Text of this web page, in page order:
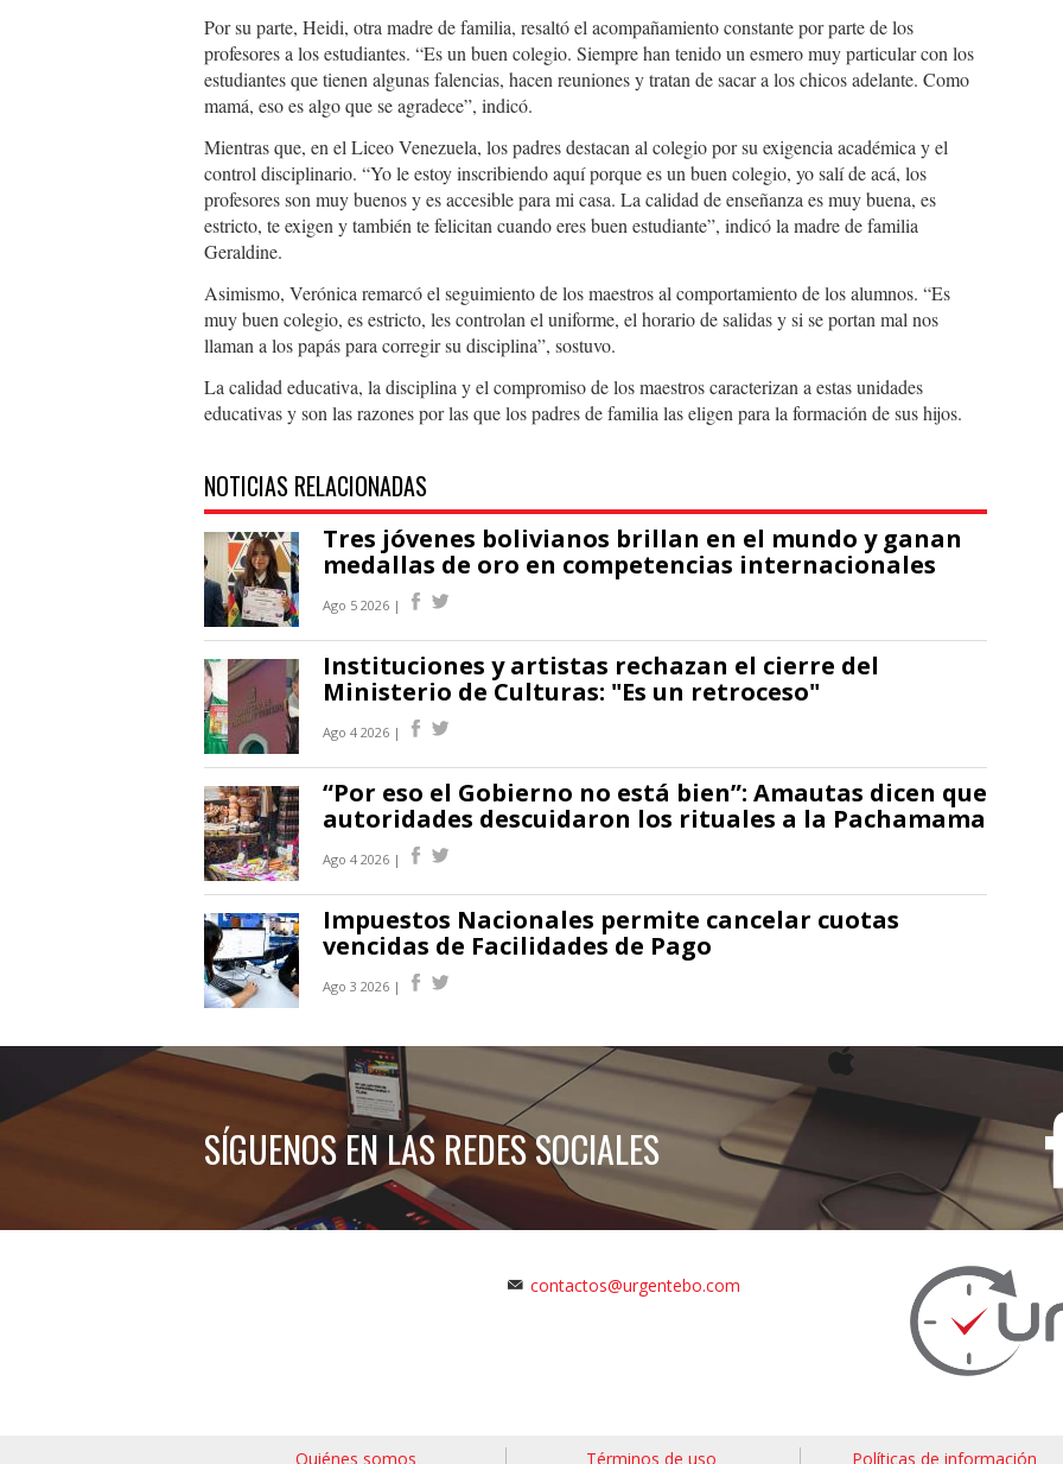
Por su parte, Heidi, otra madre de familia, resaltó el acompañamiento constante por parte de los
profesores a los estudiantes. “Es un buen colegio. Siempre han tenido un esmero muy particular con los
estudiantes que tienen algunas falencias, hacen reuniones y tratan de sacar a los chicos adelante. Como
mamá, eso es algo que se agradece”, indicó.
Mientras que, en el Liceo Venezuela, los padres destacan al colegio por su exigencia académica y el
control disciplinario. “Yo le estoy inscribiendo aquí porque es un buen colegio, yo salí de acá, los
profesores son muy buenos y es accesible para mi casa. La calidad de enseñanza es muy buena, es
estricto, te exigen y también te felicitan cuando eres buen estudiante”, indicó la madre de familia
Geraldine.
Asimismo, Verónica remarcó el seguimiento de los maestros al comportamiento de los alumnos. “Es
muy buen colegio, es estricto, les controlan el uniforme, el horario de salidas y si se portan mal nos
llaman a los papás para corregir su disciplina”, sostuvo.
La calidad educativa, la disciplina y el compromiso de los maestros caracterizan a estas unidades
educativas y son las razones por las que los padres de familia las eligen para la formación de sus hijos.
NOTICIAS RELACIONADAS
Tres jóvenes bolivianos brillan en el mundo y ganan
medallas de oro en competencias internacionales
Ago 5 2026 |
Instituciones y artistas rechazan el cierre del
Ministerio de Culturas: "Es un retroceso"
Ago 4 2026 |
“Por eso el Gobierno no está bien”: Amautas dicen que
autoridades descuidaron los rituales a la Pachamama
Ago 4 2026 |
Impuestos Nacionales permite cancelar cuotas
vencidas de Facilidades de Pago
Ago 3 2026 |
SÍGUENOS EN LAS REDES SOCIALES
contactos@urgentebo.com
Quiénes somos Términos de uso Políticas de información